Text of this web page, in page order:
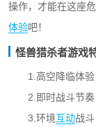
操作，才能在这座
体验吧！
怪兽猎杀者游戏
1.高空降临体
2.即时战斗节
3.环境互动战